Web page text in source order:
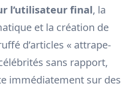
l’utilisateur final, la
et la création de
d’articles « attrape-
sans rapport,
immédiatement sur des